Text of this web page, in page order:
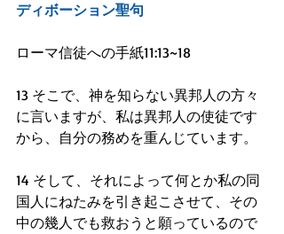
ディボーション聖句
ローマ信徒への手紙11:13~18
13 そこで、神を知らない異邦人の方々
に言いますが、私は異邦人の使徒です
から、自分の務めを重んじています。
14 そして、それによって何とか私の同
国人にねたみを引き起こさせて、その
中の幾人でも救おうと願っているので